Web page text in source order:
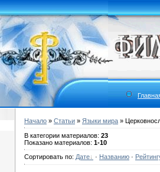
Начало » Статьи » Языки мира »
В категории материалов: 23
Показано материалов: 1-10
Сортировать по: Дате · Названию ·